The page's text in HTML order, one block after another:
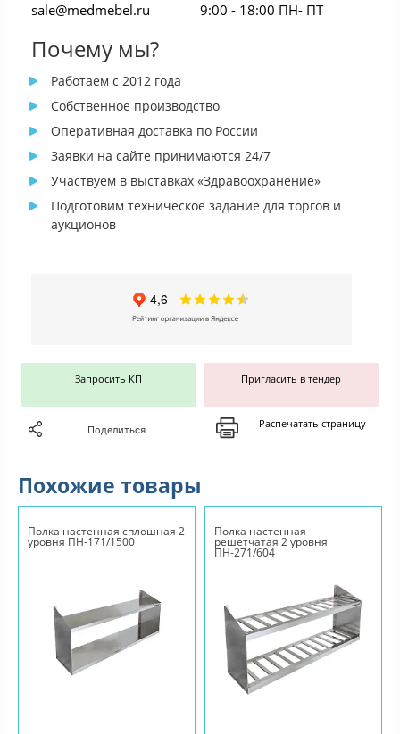
sale@medmebel.ru 9:00 - 18:00 ПН- ПТ
Почему мы?
Работаем с 2012 года
Собственное производство
Оперативная доставка по России
Заявки на сайте принимаются 24/7
Участвуем в выставках «Здравоохранение»
Подготовим техническое задание для торгов и
аукционов
Запросить КП Пригласить в тендер
Поделиться Распечатать страницу
Похожие товары
Полка настенная сплошная 2
уровня ПН-171/1500
Полка настенная
решетчатая 2 уровня
ПН-271/604